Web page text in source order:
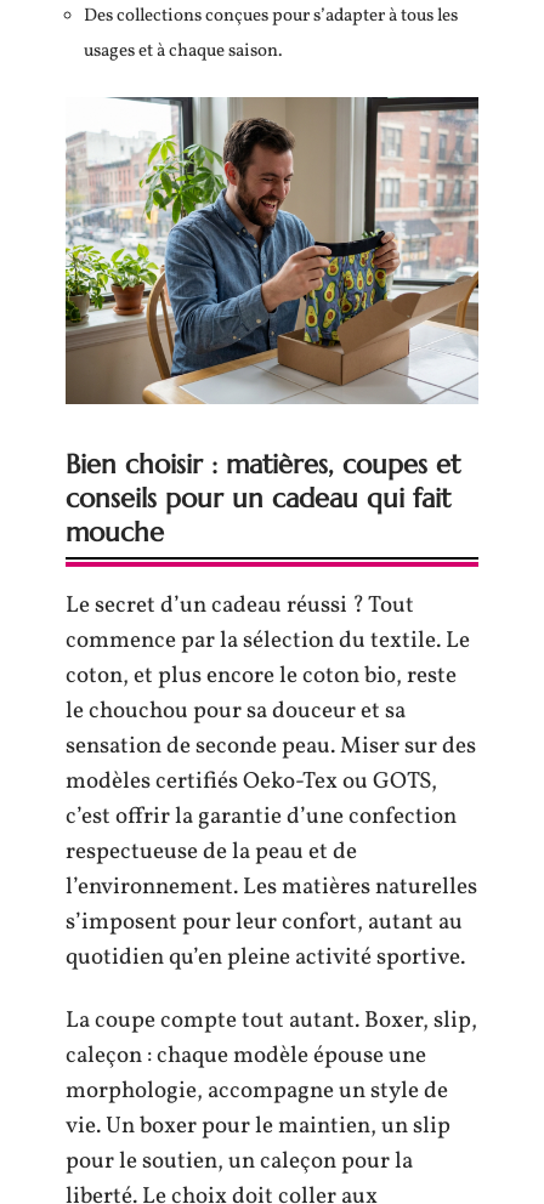
Des collections conçues pour s’adapter à tous les
usages et à chaque saison.
Bien choisir : matières, coupes et
conseils pour un cadeau qui fait
mouche
Le secret d’un cadeau réussi ? Tout
commence par la sélection du textile. Le
coton, et plus encore le coton bio, reste
le chouchou pour sa douceur et sa
sensation de seconde peau. Miser sur des
modèles certifiés Oeko-Tex ou GOTS,
c’est offrir la garantie d’une confection
respectueuse de la peau et de
l’environnement. Les matières naturelles
s’imposent pour leur confort, autant au
quotidien qu’en pleine activité sportive.
La coupe compte tout autant. Boxer, slip,
caleçon : chaque modèle épouse une
morphologie, accompagne un style de
vie. Un boxer pour le maintien, un slip
pour le soutien, un caleçon pour la
liberté. Le choix doit coller aux